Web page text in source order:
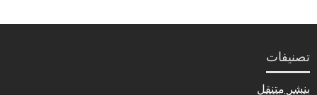
تصنيفات
بنشر متنقل